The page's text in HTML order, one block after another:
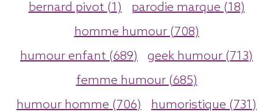
bernard pivot (1)
parodie marque (18)
homme humour (708)
humour enfant (689)
geek humour (713)
femme humour (685)
humour homme (706)
humoristique (731)